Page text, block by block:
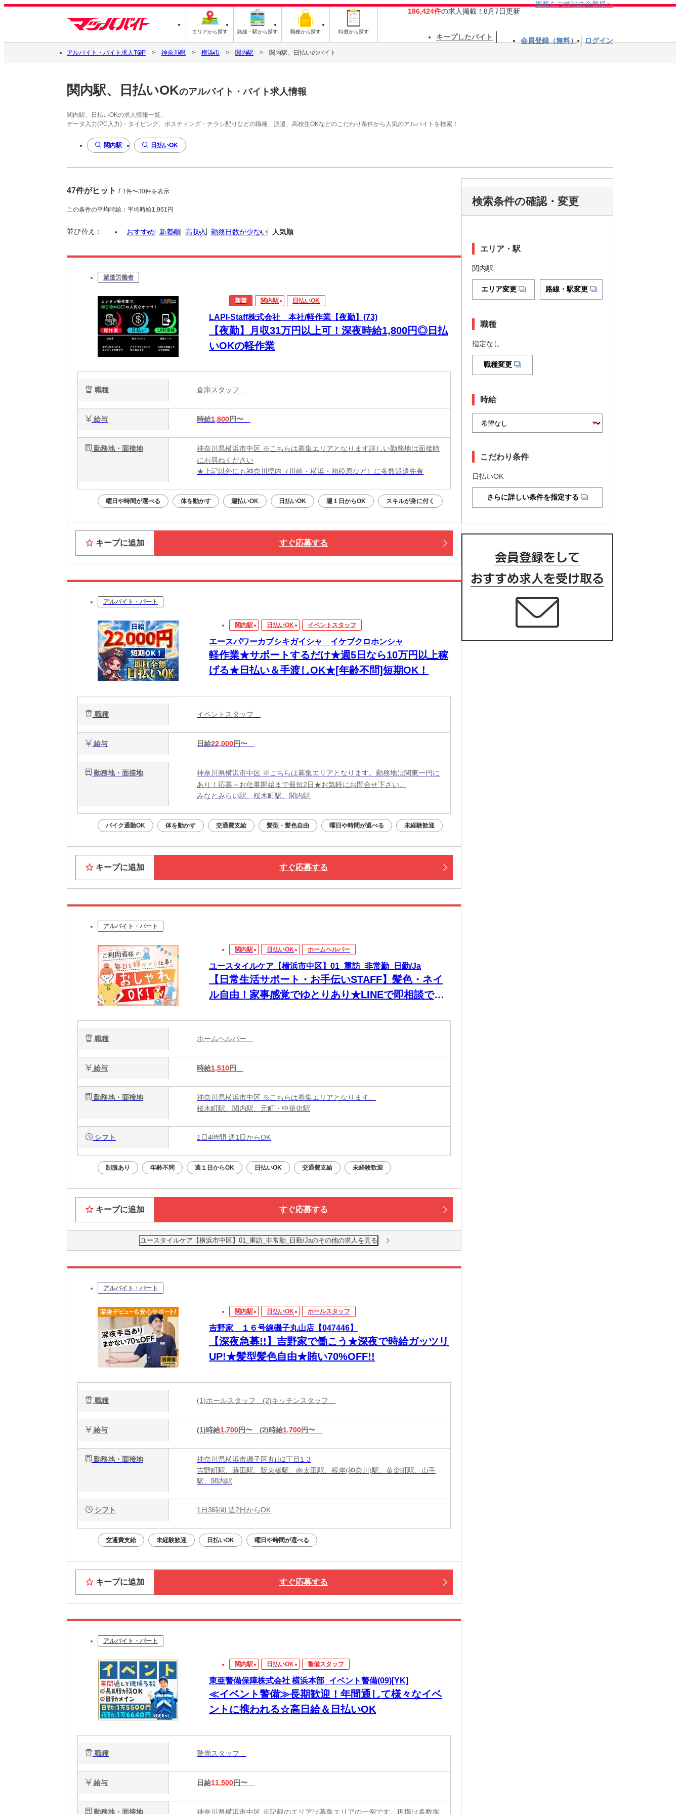
エリアから探す 路線・駅から探す 職種から探す 特徴から探す
186,424件の求人掲載！8月7日更新
掲載をご検討の企業様へ
キープしたバイト 会員登録（無料） ログイン
アルバイト・バイト求人TOP 神奈川県 横浜市 関内駅 関内駅、日払いのバイト
関内駅、日払いOKのアルバイト・バイト求人情報
関内駅、日払いOKの求人情報一覧。
データ入力(PC入力)・タイピング、ポスティング・チラシ配りなどの職種、派遣、高校生OKなどのこだわり条件から人気のアルバイトを検索！
関内駅 日払いOK
47件がヒット / 1件〜30件を表示
この条件の平均時給：平均時給1,961円
並び替え： おすすめ 新着順 高収入 勤務日数が少ない 人気順
派遣労働者
新着 関内駅 日払いOK
LAPI-Staff株式会社 本社/軽作業【夜勤】(73)
【夜勤】月収31万円以上可！深夜時給1,800円◎日払
いOKの軽作業
職種 倉庫スタッフ
給与 時給1,800円〜
勤務地・面接地
神奈川県横浜市中区 ※こちらは募集エリアとなります詳しい勤務地は面接時
にお尋ねください
★上記以外にも神奈川県内（川崎・横浜・相模原など）に多数派遣先有
曜日や時間が選べる 体を動かす 週払いOK 日払いOK 週１日からOK スキルが身に付く
キープに追加 すぐ応募する
アルバイト・パート
関内駅 日払いOK イベントスタッフ
エースパワーカブシキガイシャ イケブクロホンシャ
軽作業★サポートするだけ★週5日なら10万円以上稼
げる★日払い＆手渡しOK★[年齢不問]短期OK！
職種 イベントスタッフ
給与 日給22,000円〜
勤務地・面接地
神奈川県横浜市中区 ※こちらは募集エリアとなります。勤務地は関東一円に
あり！応募～お仕事開始まで最短2日★お気軽にお問合せ下さい。
みなとみらい駅、桜木町駅、関内駅
バイク通勤OK 体を動かす 交通費支給 髪型・髪色自由 曜日や時間が選べる 未経験歓迎
キープに追加 すぐ応募する
アルバイト・パート
関内駅 日払いOK ホームヘルパー
ユースタイルケア【横浜市中区】01_重訪_非常勤_日勤/Ja
【日常生活サポート・お手伝いSTAFF】髪色・ネイ
ル自由！家事感覚でゆとりあり★LINEで即相談でき
職種 ホームヘルパー
給与 時給1,510円
勤務地・面接地
神奈川県横浜市中区 ※こちらは募集エリアとなります。
桜木町駅、関内駅、元町・中華街駅
シフト 1日4時間 週1日からOK
制服あり 年齢不問 週１日からOK 日払いOK 交通費支給 未経験歓迎
キープに追加 すぐ応募する
ユースタイルケア【横浜市中区】01_重訪_非常勤_日勤/Jaのその他の求人を見る
アルバイト・パート
関内駅 日払いOK ホールスタッフ
吉野家 １６号線磯子丸山店【047446】
【深夜急募!!】吉野家で働こう★深夜で時給ガッツリ
UP!★髪型髪色自由★賄い70%OFF!!
職種 (1)ホールスタッフ (2)キッチンスタッフ
給与 (1)時給1,700円〜 (2)時給1,700円〜
勤務地・面接地
神奈川県横浜市磯子区丸山2丁目1-3
吉野町駅、蒔田駅、阪東橋駅、南太田駅、根岸(神奈川)駅、黄金町駅、山手
駅、関内駅
シフト 1日3時間 週2日からOK
交通費支給 未経験歓迎 日払いOK 曜日や時間が選べる
キープに追加 すぐ応募する
アルバイト・パート
関内駅 日払いOK 警備スタッフ
東亜警備保障株式会社 横浜本部_イベント警備(09)[YK]
≪イベント警備≫長期歓迎！年間通して様々なイベ
ントに携われる☆高日給＆日払いOK
職種 警備スタッフ
給与 日給11,500円〜
勤務地・面接地 神奈川県横浜市中区 ※記載のエリアは募集エリアの一例です。現場は多数御
検索条件の確認・変更
エリア・駅
関内駅
エリア変更 路線・駅変更
職種
指定なし
職種変更
時給
こだわり条件
日払いOK
さらに詳しい条件を指定する